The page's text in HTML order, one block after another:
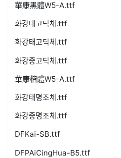
華康黑體W5-A.ttf
화강태고딕체.ttf
화강태고딕체.ttf
화강중고딕체.ttf
華康楷體W5-A.ttf
화강태명조체.ttf
화강중명조체.ttf
DFKai-SB.ttf
DFPAiCingHua-B5.ttf